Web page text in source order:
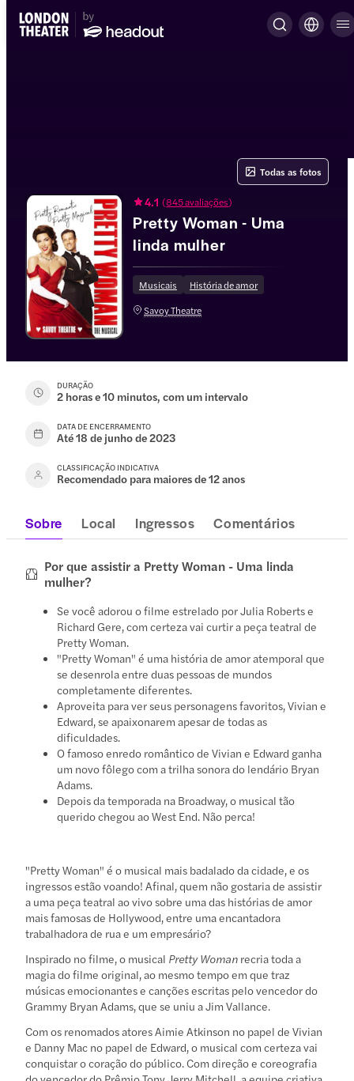
4.1 (845 avaliações)
Pretty Woman - Uma
linda mulher
Musicais
História de amor
Savoy Theatre
Todas as fotos
DURAÇÃO
2 horas e 10 minutos, com um intervalo
DATA DE ENCERRAMENTO
Até 18 de junho de 2023
CLASSIFICAÇÃO INDICATIVA
Recomendado para maiores de 12 anos
Sobre Local Ingressos Comentários
Por que assistir a Pretty Woman - Uma linda
mulher?
Se você adorou o filme estrelado por Julia Roberts e
Richard Gere, com certeza vai curtir a peça teatral de
Pretty Woman.
"Pretty Woman" é uma história de amor atemporal que
se desenrola entre duas pessoas de mundos
completamente diferentes.
Aproveita para ver seus personagens favoritos, Vivian e
Edward, se apaixonarem apesar de todas as
dificuldades.
O famoso enredo romântico de Vivian e Edward ganha
um novo fôlego com a trilha sonora do lendário Bryan
Adams.
Depois da temporada na Broadway, o musical tão
querido chegou ao West End. Não perca!
"Pretty Woman" é o musical mais badalado da cidade, e os
ingressos estão voando! Afinal, quem não gostaria de assistir
a uma peça teatral ao vivo sobre uma das histórias de amor
mais famosas de Hollywood, entre uma encantadora
trabalhadora de rua e um empresário?
Inspirado no filme, o musical Pretty Woman recria toda a
magia do filme original, ao mesmo tempo em que traz
músicas emocionantes e canções escritas pelo vencedor do
Grammy Bryan Adams, que se uniu a Jim Vallance.
Com os renomados atores Aimie Atkinson no papel de Vivian
e Danny Mac no papel de Edward, o musical com certeza vai
conquistar o coração do público. Com direção e coreografia